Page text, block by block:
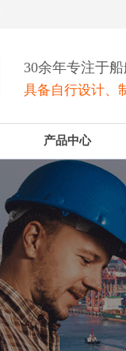
30余年专注于
具备自行设计、
产品中心